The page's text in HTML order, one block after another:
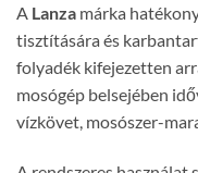
A Lanza márka
tisztítására és
folyadék kifejezetten
mosógép belsejében
vízkövet, mosószer-